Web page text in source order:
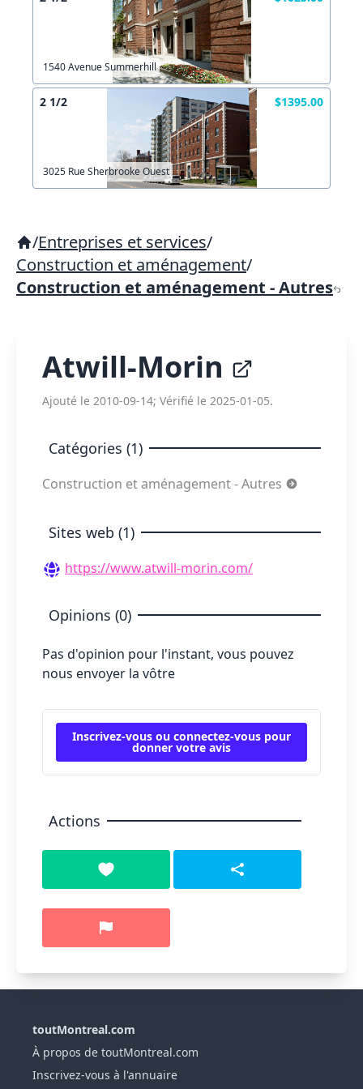
1540 Avenue Summerhill
2 1/2 $1395.00
3025 Rue Sherbrooke Ouest
/Entreprises et services/
Construction et aménagement/
Construction et aménagement - Autres
Atwill-Morin
Ajouté le 2010-09-14; Vérifié le 2025-01-05.
Catégories (1)
Construction et aménagement - Autres
Sites web (1)
https://www.atwill-morin.com/
Opinions (0)
Pas d'opinion pour l'instant, vous pouvez
nous envoyer la vôtre
Inscrivez-vous ou connectez-vous pour
donner votre avis
Actions
toutMontreal.com
À propos de toutMontreal.com
Inscrivez-vous à l'annuaire